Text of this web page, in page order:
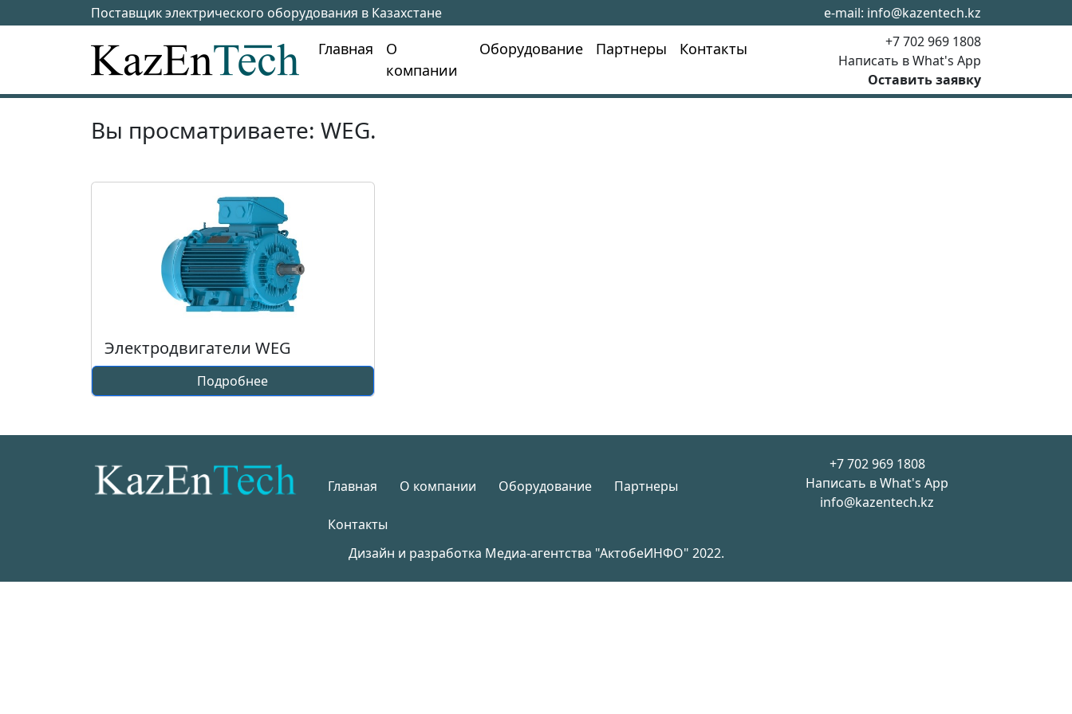
Skip to main contentПоставщик электрического оборудования в Казахстане e-mail: info@kazentech.kz
Главная
О
компании
Оборудование Партнеры Контакты
+7 702 969 1808
Написать в What's App
Оставить заявку
Вы просматриваете: WEG.
Электродвигатели WEG
Подробнее
Главная О компании Оборудование Партнеры
Контакты
+7 702 969 1808
Написать в What's App
info@kazentech.kz
Дизайн и разработка Медиа-агентства "АктобеИНФО" 2022.